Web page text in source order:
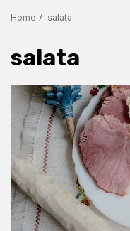
Home salata
salata